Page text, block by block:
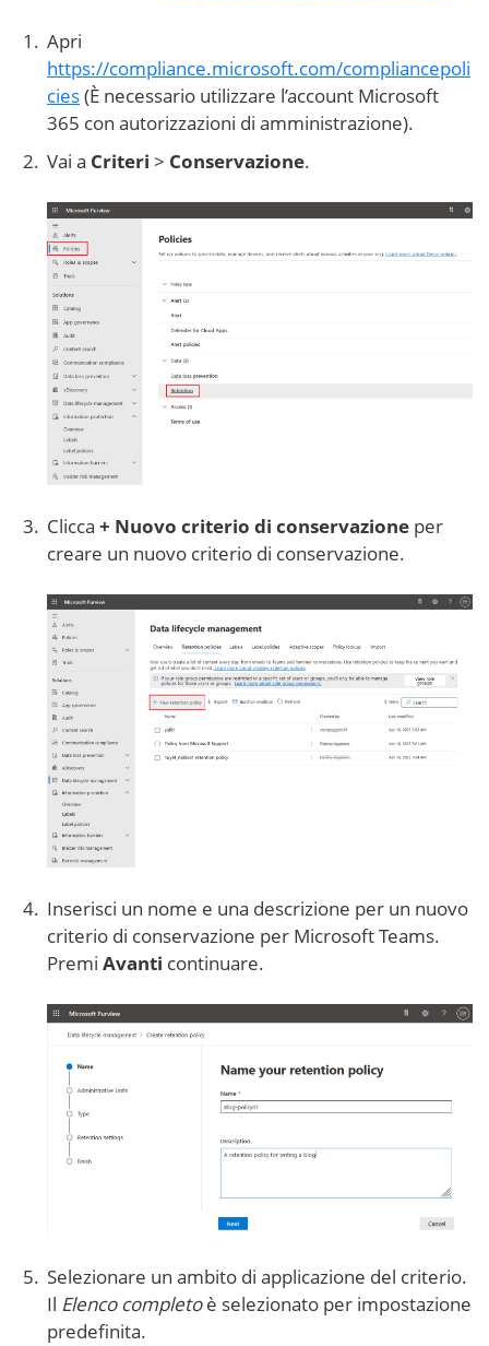
Apri
https://compliance.microsoft.com/compliancepoli
cies(È necessario utilizzare l’account Microsoft
365 con autorizzazioni di amministrazione).
Vai a Criteri > Conservazione.
Clicca + Nuovo criterio di conservazione per
creare un nuovo criterio di conservazione.
Inserisci un nome e una descrizione per un nuovo
criterio di conservazione per Microsoft Teams.
Premi Avanti continuare.
Selezionare un ambito di applicazione del criterio.
Il Elenco completoè selezionato per impostazione
predefinita.